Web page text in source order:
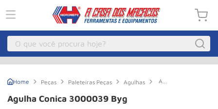
O que você procura hoje?
Peças Paleteiras Peças Agulhas
Agulha
Agulha Conica 3000039 Byg
Guincho Eletrico
3 º Macaco Hidraulico